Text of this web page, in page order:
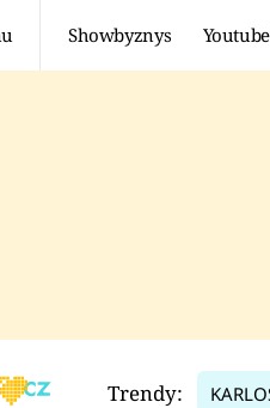
Showbyznys
TADEÁŠ KUBĚNKA
DATEL
Trendy: